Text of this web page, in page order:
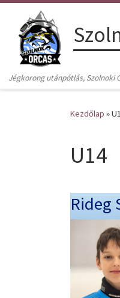
Skip to content
Jégkorong utánpótlás, Szolnoki
Kezdőlap »
U14
Rideg